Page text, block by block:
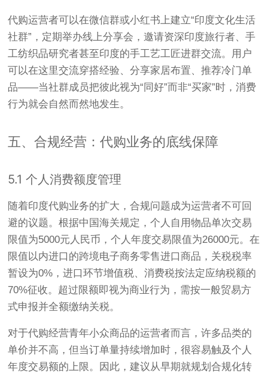
代购运营者可以在微信群或小红书上建立“印度文化生活
社群”，定期举办线上分享会，邀请资深印度旅行者、手
工纺织品研究者甚至印度的手工艺工匠进群交流。用户
可以在这里交流穿搭经验、分享家居布置、推荐冷门单
品——当社群成员把彼此视为“同好”而非“买家”时，消费
行为就会自然而然地发生。
五、合规经营：代购业务的底线保障
5.1 个人消费额度管理
随着印度代购业务的扩大，合规问题成为运营者不可回
避的议题。根据中国海关规定，个人自用物品单次交易
限值为5000元人民币，个人年度交易限值为26000元。在
限值以内进口的跨境电子商务零售进口商品，关税税率
暂设为0%，进口环节增值税、消费税按法定应纳税额的
70%征收。超过限额即视为商业行为，需按一般贸易方
式申报并全额缴纳关税。
对于代购经营青年小众商品的运营者而言，许多品类的
单价并不高，但当订单量持续增加时，很容易触及个人
年度交易额的上限。因此，建议从早期就规划合规化转